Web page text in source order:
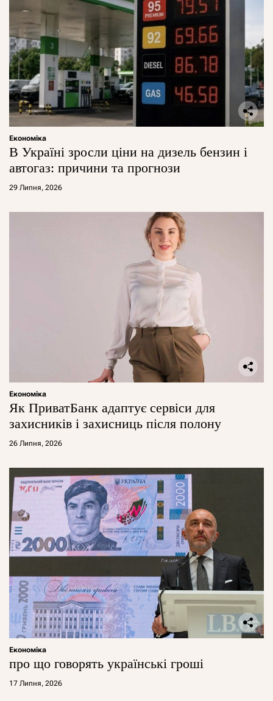
Економіка
В Україні зросли ціни на дизель бензин і
автогаз: причини та прогнози
29 Липня, 2026
Економіка
Як ПриватБанк адаптує сервіси для
захисників і захисниць після полону
26 Липня, 2026
Економіка
про що говорять українські гроші
17 Липня, 2026